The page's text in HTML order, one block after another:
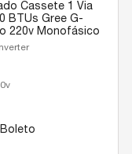
Cassete 1 Via
BTUs Gree G-
220v Monofásico